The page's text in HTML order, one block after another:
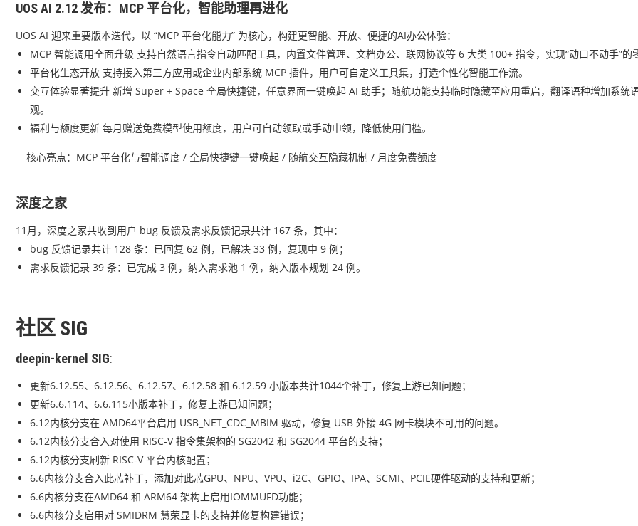
UOS AI 2.12 发布：MCP 平台化，智能助理再进化
UOS AI 迎来重要版本迭代，以 “MCP 平台化能力” 为核心，构建更智能、开放、便捷的AI办公体验：
MCP 智能调用全面升级 支持自然语言指令自动匹配工具，内置文件管理、文档办公、联网协议等 6 大类 100+ 指令，实现“动口不动手”的
平台化生态开放 支持接入第三方应用或企业内部系统 MCP 插件，用户可自定义工具集，打造个性化智能工作流。
交互体验显著提升 新增 Super + Space 全局快捷键，任意界面一键唤起 AI 助手；随航功能支持临时隐藏至应用重启，翻译语种增加系统
观。
福利与额度更新 每月赠送免费模型使用额度，用户可自动领取或手动申领，降低使用门槛。
核心亮点：MCP 平台化与智能调度 / 全局快捷键一键唤起 / 随航交互隐藏机制 / 月度免费额度
深度之家
11月，深度之家共收到用户 bug 反馈及需求反馈记录共计 167 条，其中：
bug 反馈记录共计 128 条：已回复 62 例，已解决 33 例，复现中 9 例；
需求反馈记录 39 条：已完成 3 例，纳入需求池 1 例，纳入版本规划 24 例。
社区 SIG
deepin-kernel SIG:
更新6.12.55、6.12.56、6.12.57、6.12.58 和 6.12.59 小版本共计1044个补丁，修复上游已知问题；
更新6.6.114、6.6.115小版本补丁，修复上游已知问题；
6.12内核分支在 AMD64平台启用 USB_NET_CDC_MBIM 驱动，修复 USB 外接 4G 网卡模块不可用的问题。
6.12内核分支合入对使用 RISC-V 指令集架构的 SG2042 和 SG2044 平台的支持；
6.12内核分支刷新 RISC-V 平台内核配置；
6.6内核分支合入此芯补丁，添加对此芯GPU、NPU、VPU、i2C、GPIO、IPA、SCMI、PCIE硬件驱动的支持和更新；
6.6内核分支在AMD64 和 ARM64 架构上启用IOMMUFD功能；
6.6内核分支启用对 SMIDRM 慧荣显卡的支持并修复构建错误；